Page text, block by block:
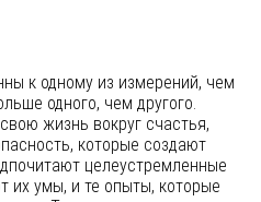
к одному из измерений, чем
одного, чем другого.
жизнь вокруг счастья,
которые создают
целеустремленные
их умы, и те опыты, которые